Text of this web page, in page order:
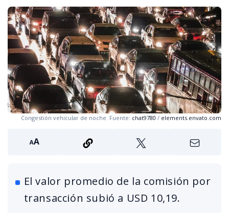
Congestión vehicular de noche. Fuente: chat9780 / elements.envato.com
El valor promedio de la comisión por
transacción subió a USD 10,19.